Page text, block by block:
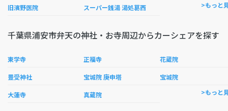
旧濱野医院 スーパー銭湯 湯処葛西 >もっと
千葉県浦安市弁天の神社・お寺周辺からカーシェアを探す
東学寺 正福寺 花蔵院
豊受神社 宝城院 庚申塔 宝城院
大蓮寺 真蔵院 >もっと